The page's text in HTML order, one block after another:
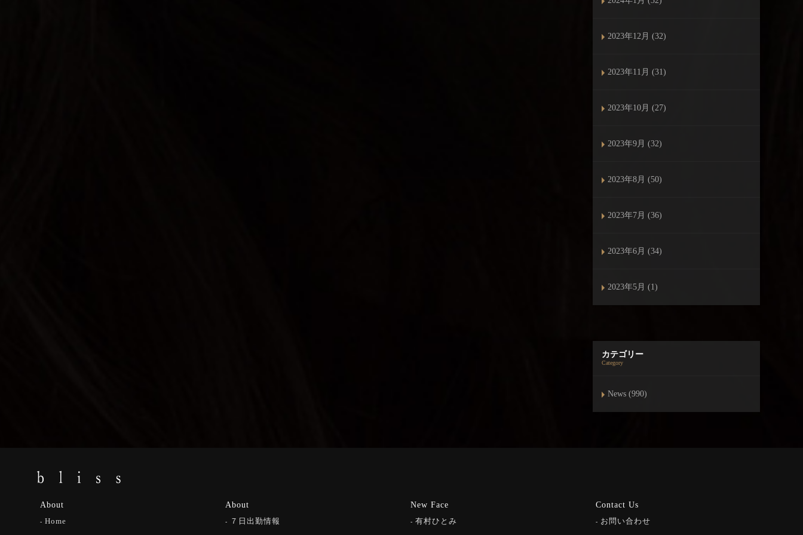
2023年12月 (32)
2023年11月 (31)
2023年10月 (27)
2023年9月 (32)
2023年8月 (50)
2023年7月 (36)
2023年6月 (34)
2023年5月 (1)
カテゴリー
Category
News (990)
About
Home
About
７日出勤情報
New Face
有村ひとみ
Contact Us
お問い合わせ